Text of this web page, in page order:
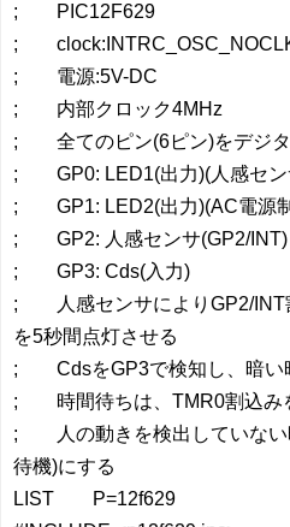
; PIC12F629
;
; 電源:5V-DC
; 内部クロック4MHz
; 全てのピン(6ピン)をデジタ
; GP0: LED1(出力)(人感セン
; GP1: LED2(出力)(AC電源
; GP2: 人感センサ(GP2/INT)
; GP3: Cds(入力)
; 人感センサによりGP2/INT
を5秒間点灯させる
; CdsをGP3で検知し、暗い
; 時間待ちは、TMR0割込み
; 人の動きを検出していない
待機)にする
LIST P=12f629